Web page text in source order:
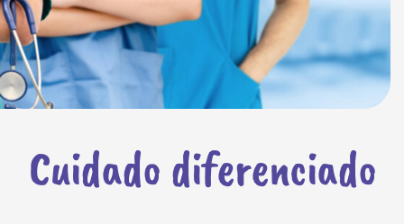
Cuidado diferenciado